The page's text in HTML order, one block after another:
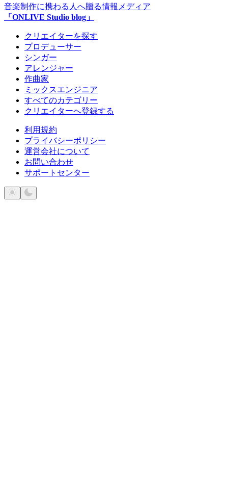
音楽制作に携わる人へ贈る情報メディア
「ONLIVE Studio blog」
クリエイターを探す
プロデューサー
シンガー
アレンジャー
作曲家
ミックスエンジニア
すべてのカテゴリー
クリエイターへ登録する
利用規約
プライバシーポリシー
運営会社について
お問い合わせ
サポートセンター